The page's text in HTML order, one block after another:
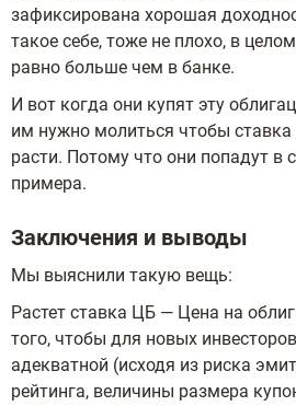
зафиксирована хорошая
такое себе, тоже не плохо, в
равно больше чем в банке.
И вот когда они купят эту
им нужно молиться чтобы ставка
расти. Потому что они попадут в
примера.
Заключения и выводы
Мы выяснили такую вещь:
Растет ставка ЦБ — Цена на
того, чтобы для новых
адекватной (исходя из риска
рейтинга, величины размера